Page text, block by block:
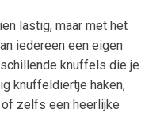
lastig, maar met het
iedereen een eigen
knuffels die je
knuffeldiertje haken,
zelfs een heerlijke